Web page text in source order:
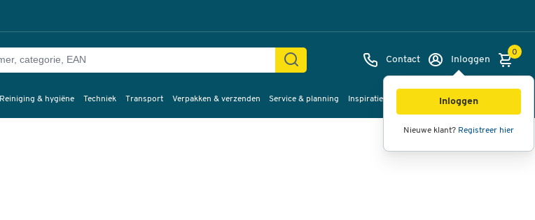
Contact Inloggen
Inloggen
Nieuwe klant? Registreer hier
0
Reiniging & hygiëne Techniek Transport Verpakken & verzenden Service & planning Inspiratie
Afbeeldingen Video's
360°
weergave